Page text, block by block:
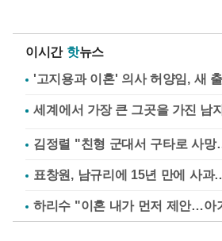
이시간 핫뉴스
'고지용과 이혼' 의사 허양임, 새
김정렬 "친형 군대서 구타로 사
표창원, 남규리에 15년 만에 사
하리수 "이혼 내가 먼저 제안…아